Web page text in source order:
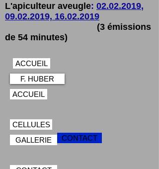
L'apiculteur aveugle: 02.02.2019,
09.02.2019, 16.02.2019
(3 émissions
de 54 minutes)
ACCUEIL
F. HUBER
ACCUEIL
CELLULES
GALLERIE
CONTACT